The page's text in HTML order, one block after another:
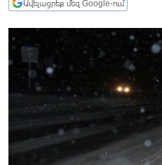
ՂԱՐԱԲԱՂ
ՊԱՏԵՐԱԶՄԻ 6 ՇԱԲԱԹՆԵՐԸ
ՏԱՐԱԾԱՇՐՋԱՆ
ՄԻՋԱԶԳԱՅԻՆ
ՄՇԱԿՈՒՅԹ
ՍՊՈՐՏ
Ավելացրեք մեզ Google-ում